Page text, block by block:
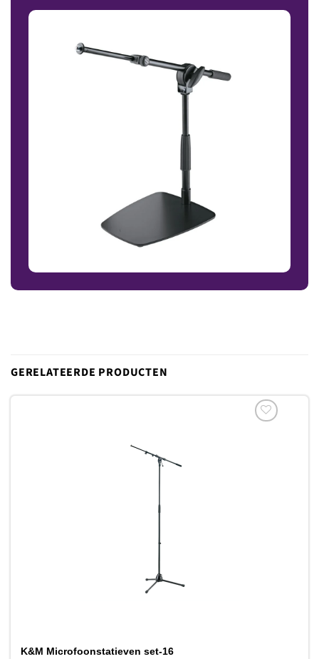
GERELATEERDE PRODUCTEN
K&M Microfoonstatieven set-16